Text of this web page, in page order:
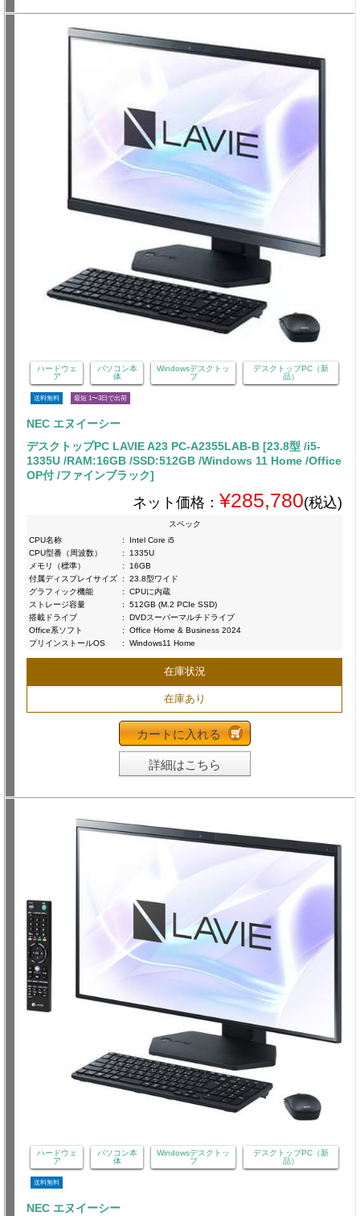
ハードウェ
ア
パソコン本
体
Windowsデスクトッ
プ
デスクトップPC（新
品）
送料無料 最短 1〜3日で出荷
NEC エヌイーシー
デスクトップPC LAVIE A23 PC-A2355LAB-B [23.8型 /i5-
1335U /RAM:16GB /SSD:512GB /Windows 11 Home /Office
OP付 /ファインブラック]
ネット価格： ¥285,780(税込)
スペック
CPU名称
:
Intel Core i5
CPU型番（周波数）
:
1335U
メモリ（標準）
:
16GB
付属ディスプレイサイズ :
23.8型ワイド
グラフィック機能
:
CPUに内蔵
ストレージ容量
:
512GB (M.2 PCIe SSD)
搭載ドライブ
:
DVDスーパーマルチドライブ
Office系ソフト
:
Office Home & Business 2024
プリインストールOS
: Windows11 Home
在庫状況
在庫あり
カートに入れる
詳細はこちら
ハードウェ
ア
パソコン本
体
Windowsデスクトッ
プ
デスクトップPC（新
品）
送料無料
NEC エヌイーシー